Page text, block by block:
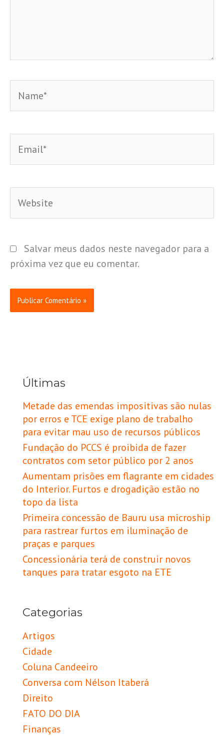
Salvar meus dados neste navegador para a
próxima vez que eu comentar.
Últimas
Metade das emendas impositivas são nulas
por erros e TCE exige plano de trabalho
para evitar mau uso de recursos públicos
Fundação do PCCS é proibida de fazer
contratos com setor público por 2 anos
Aumentam prisões em flagrante em cidades
do Interior. Furtos e drogadição estão no
topo da lista
Primeira concessão de Bauru usa microship
para rastrear furtos em iluminação de
praças e parques
Concessionária terá de construir novos
tanques para tratar esgoto na ETE
Categorias
Artigos
Cidade
Coluna Candeeiro
Conversa com Nélson Itaberá
Direito
FATO DO DIA
Finanças